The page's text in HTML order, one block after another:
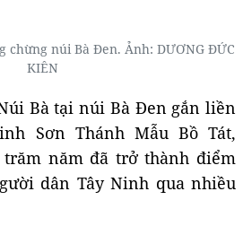
chừng núi Bà Đen. Ảnh: DƯƠNG ĐỨC
KIÊN
Bà tại núi Bà Đen gắn liền
Sơn Thánh Mẫu Bồ Tát,
năm đã trở thành điểm
dân Tây Ninh qua nhiều